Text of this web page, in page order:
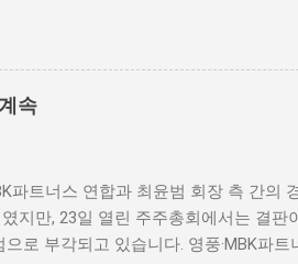
자랑하며 많은 기업과 투자자들의 관
자리잡고 있어, 위치적인 장점이 매
공간이 구성되어 있어, 그동안 금호석
기업들 및 외국계 기업들이 사무공간
도 큰 영향을 미칠 것으로 예상된다.
이상의 의미를 지닌다. 이 매각은 서울
제공할 것으로 보인다. 많은 기업들
속
파트너스 연합과 최윤범 회장 측 간의
지만, 23일 열린 주주총회에서는 결판
로 부각되고 있습니다. 영풍·MBK파트